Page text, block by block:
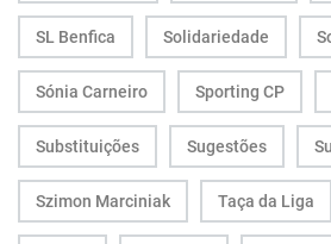
SL Benfica Solidariedade
Sónia Carneiro Sporting CP
Substituições Sugestões
Szimon Marciniak Taça da Liga